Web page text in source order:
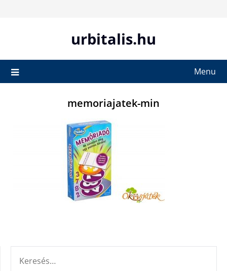
urbitalis.hu
Menu
memoriajatek-min